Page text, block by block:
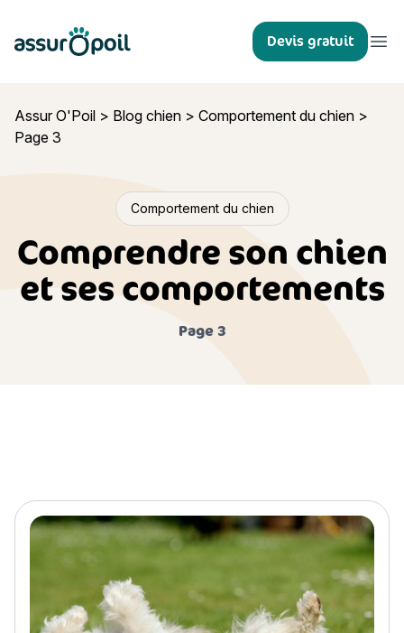
Assur O'Poil Devis gratuit
Assur O'Poil > Blog chien > Comportement du chien >
Page 3
Comportement du chien
Comprendre son chien
et ses comportements
Page 3